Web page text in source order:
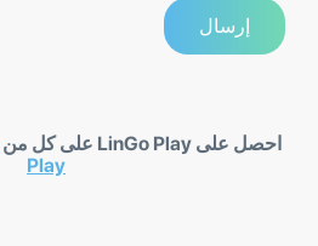
احصل على LinGo Play على كل من
Play